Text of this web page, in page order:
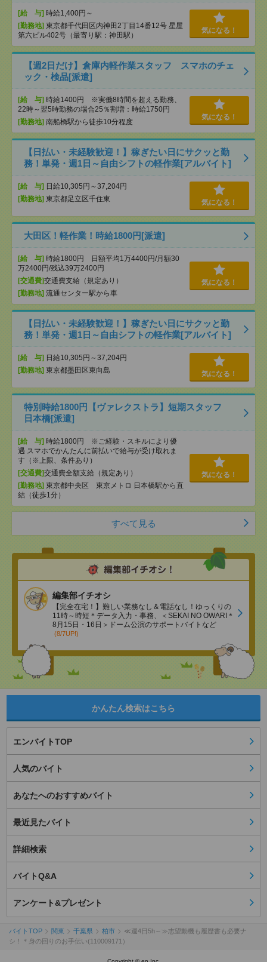
[給 与] 時給1,400円～
[勤務地] 東京都千代田区内神田2丁目14番12号 星屋
第六ビル402号（最寄り駅：神田駅）
気になる！
【週2日だけ】倉庫内軽作業スタッフ スマホのチェ
ック・検品[派遣]
[給 与] 時給1400円 ※実働8時間を超える勤務、
22時～翌5時勤務の場合25％割増：時給1750円
[勤務地] 南船橋駅から徒歩10分程度
気になる！
【日払い・未経験歓迎！】稼ぎたい日にサクッと勤
務！単発・週1日～自由シフトの軽作業[アルバイト]
[給 与] 日給10,305円～37,204円
[勤務地] 東京都足立区千住東 気になる！
大田区！軽作業！時給1800円[派遣]
[給 与] 時給1800円 日額平均1万4400円/月額30
万2400円/残込39万2400円
[交通費]交通費支給（規定あり）
[勤務地] 流通センター駅から車
気になる！
【日払い・未経験歓迎！】稼ぎたい日にサクッと勤
務！単発・週1日～自由シフトの軽作業[アルバイト]
[給 与] 日給10,305円～37,204円
[勤務地] 東京都墨田区東向島 気になる！
特別時給1800円【ヴァレクストラ】短期スタッフ
日本橋[派遣]
[給 与] 時給1800円 ※ご経験・スキルにより優
遇 スマホでかんたんに前払いで給与が受け取れま
す（※上限、条件あり）
[交通費]交通費全額支給（規定あり）
[勤務地] 東京都中央区 東京メトロ 日本橋駅から直
結（徒歩1分）
気になる！
すべて見る
編集部イチオシ
【完全在宅！】難しい業務なし＆電話なし！ゆっくりの
11時～時短＊データ入力・事務、＜SEKAI NO OWARI＊
8月15日・16日＞ドーム公演のサポートバイトなど
(8/7UP!)
かんたん検索はこちら
エンバイトTOP
人気のバイト
あなたへのおすすめバイト
最近見たバイト
詳細検索
バイトQ&A
アンケート&プレゼント
バイトTOP 関東 千葉県 柏市
≪週4日5h～≫志望動機も履歴書も必要ナ
シ！＊身の回りのお手伝い(110009171）